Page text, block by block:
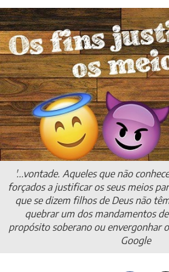
'...vontade. Aqueles que não
forçados a justificar os seus meios
que se dizem filhos de Deus não
quebrar um dos mandamentos
propósito soberano ou envergonhar
Google